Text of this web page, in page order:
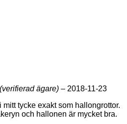
(verifierad ägare) – 2018-11-23
mitt tycke exakt som hallongrottor.
och hallonen är mycket bra.